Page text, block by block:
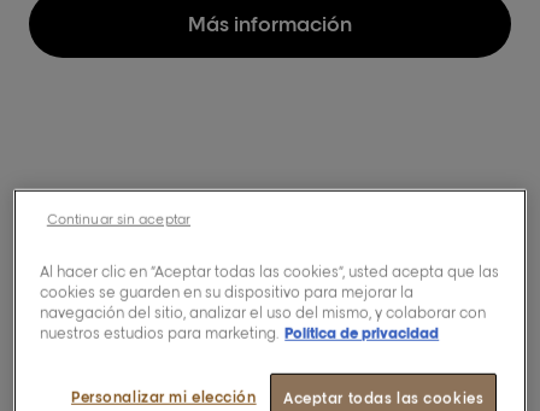
Más información
Conozca más sobre
nuestra puntuación
de huella ambiental y
social de nuestros
Al hacer clic en “Aceptar todas las cookies”, usted acepta que las
cookies se guarden en su dispositivo para mejorar la
navegación del sitio, analizar el uso del mismo, y colaborar con
nuestros estudios para marketing. Política de privacidad
Aceptar todas las cookies
Personalizar mi elección
Continuar sin aceptar